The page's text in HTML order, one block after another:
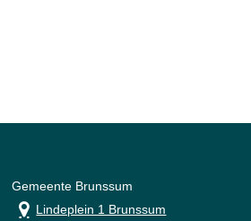
Gemeente Brunssum
Lindeplein 1 Brunssum